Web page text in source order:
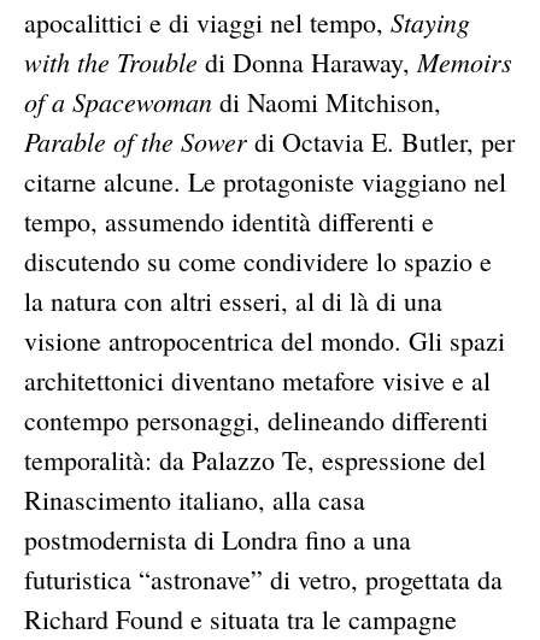
apocalittici e di viaggi nel tempo, Staying
with the Trouble di Donna Haraway,Memoirs
of a Spacewoman di Naomi Mitchison,
Parable of the Sower di Octavia E. Butler, per
citarne alcune. Le protagoniste viaggiano nel
tempo, assumendo identità differenti e
discutendo su come condividere lo spazio e
la natura con altri esseri, al di là di una
visione antropocentrica del mondo. Gli spazi
architettonici diventano metafore visive e al
contempo personaggi, delineando differenti
temporalità: da Palazzo Te, espressione del
Rinascimento italiano, alla casa
postmodernista di Londra fino a una
futuristica “astronave” di vetro, progettata da
Richard Found e situata tra le campagne